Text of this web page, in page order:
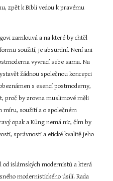
zpět k Bibli vedou k pravému
zamlouvá a na které by chtěl
soužití, je absurdní. Není ani
vyvrací sebe sama. Na
žádnou společnou koncepci
s esencí postmoderny,
proč by zrovna muslimové měli
míru, soužití a o společném
opak a Küng nemá nic, čím by
správnosti a etické kvalitě jeho
od islámských modernistů a která
modernistického úsilí. Rada